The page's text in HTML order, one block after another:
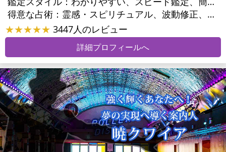
得意な占術：
霊感・スピリチュアル、波動修正、エネルギー調整、ペットの気持ち、タロット、オラクルカード、祈祷、祈願、縁結び、縁切り、ダウジング、ルーン、サイコロ、ヒーリング、レイキ、カウンセリング、ルノルマンカード
★★★★★ 3447人のレビュー
詳細プロフィールへ